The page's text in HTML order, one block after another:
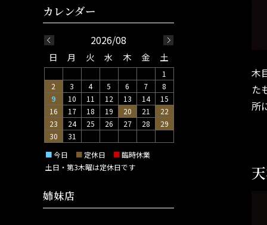
木
た
所
2026/08
日 月 火 水 木 金 土
1
2
3 4 5 6 7
8
9
10 11 12 13 14
15
16
17 18 19 20 21
22
23
24 25 26 27 28
29
30
31
■今日 ■ 定休日 ■臨時休業
土日・第3木曜は定休日です
姉妹店